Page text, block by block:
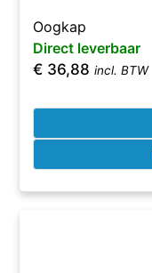
Oogkap
Direct leverbaar
€ 36,88 incl. BTW